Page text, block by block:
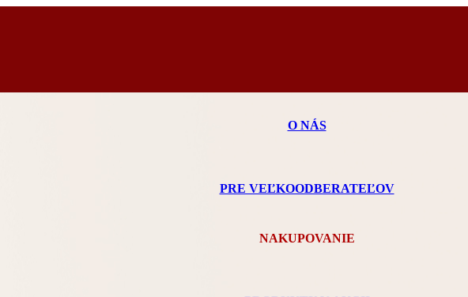
O NÁS
PRE VEĽKOODBERATEĽOV
NAKUPOVANIE